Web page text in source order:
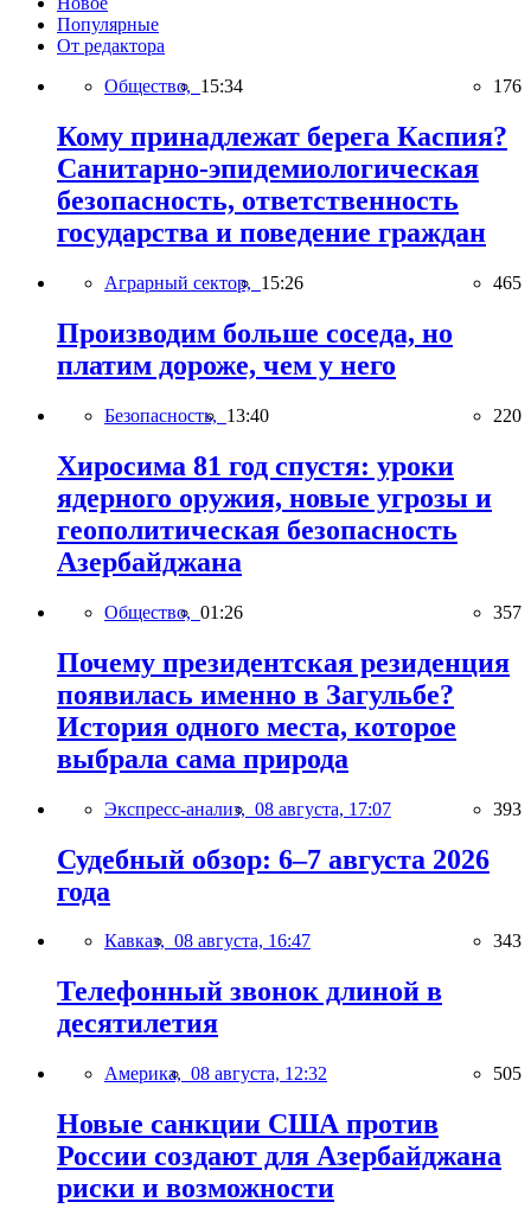
Популярные
От редактора
Общество, 15:34 176
Кому принадлежат берега Каспия?
Санитарно-эпидемиологическая
безопасность, ответственность
государства и поведение граждан
Аграрный сектор, 15:26 465
Производим больше соседа, но
платим дороже, чем у него
Безопасность, 13:40 220
Хиросима 81 год спустя: уроки
ядерного оружия, новые угрозы и
геополитическая безопасность
Азербайджана
Общество, 01:26 357
Почему президентская резиденция
появилась именно в Загульбе?
История одного места, которое
выбрала сама природа
Экспресс-анализ, 08 августа, 17:07 393
Судебный обзор: 6–7 августа 2026
года
Кавказ, 08 августа, 16:47 343
Телефонный звонок длиной в
десятилетия
Америка, 08 августа, 12:32 505
Новые санкции США против
России создают для Азербайджана
риски и возможности